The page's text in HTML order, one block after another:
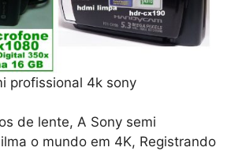
profissional 4k sony
de lente, A Sony semi
o mundo em 4K, Registrando